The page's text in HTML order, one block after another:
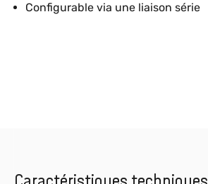
Configurable via une liaison série